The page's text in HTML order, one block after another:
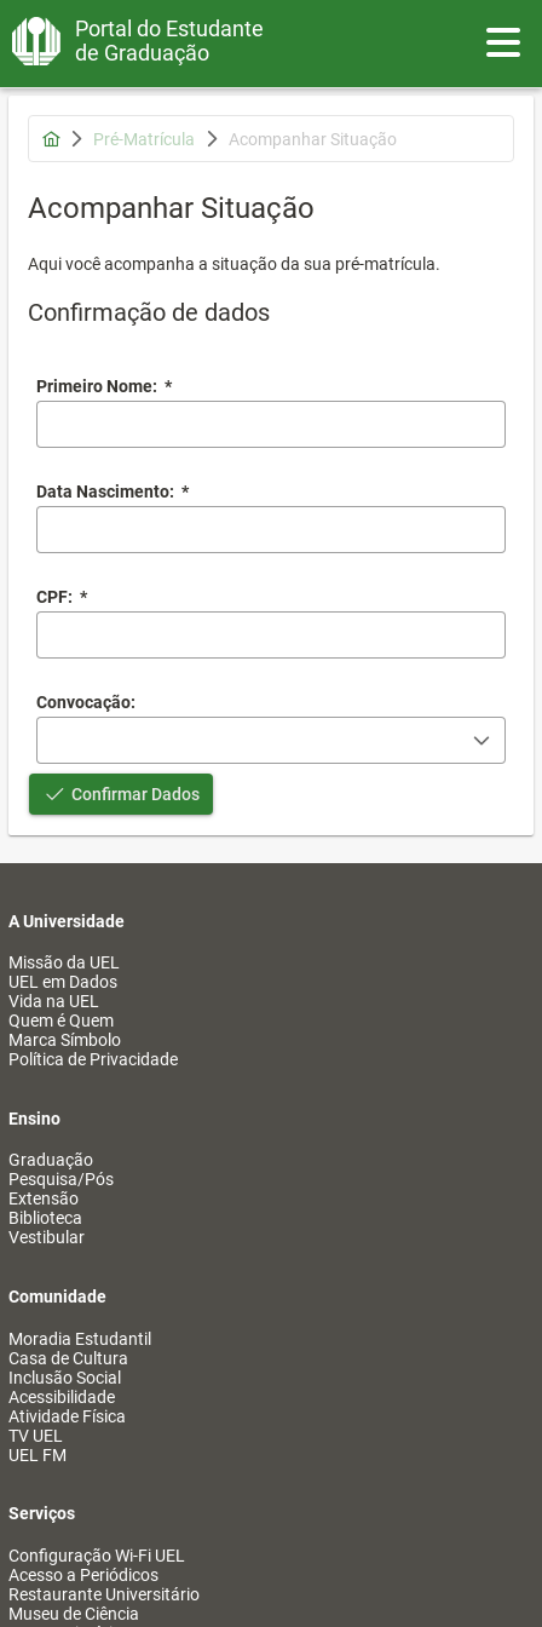
Portal do Estudante
de Graduação
Pré-Matrícula Acompanhar Situação
Acompanhar Situação
Aqui você acompanha a situação da sua pré-matrícula.
Confirmação de dados
Primeiro Nome: *
Data Nascimento: *
CPF: *
Convocação:
Confirmar Dados
A Universidade
Missão da UEL
UEL em Dados
Vida na UEL
Quem é Quem
Marca Símbolo
Política de Privacidade
Ensino
Graduação
Pesquisa/Pós
Extensão
Biblioteca
Vestibular
Comunidade
Moradia Estudantil
Casa de Cultura
Inclusão Social
Acessibilidade
Atividade Física
TV UEL
UEL FM
Serviços
Configuração Wi-Fi UEL
Acesso a Periódicos
Restaurante Universitário
Museu de Ciência